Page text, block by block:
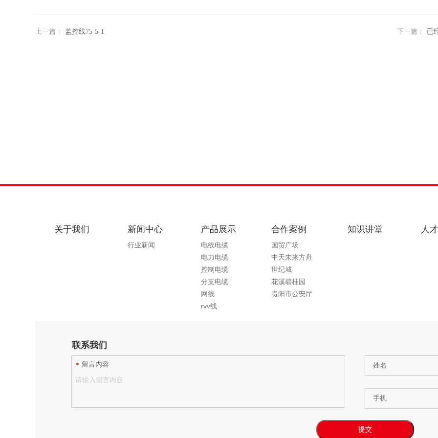
上一篇： 监控线75-5-1 下一篇： 已
关于我们 新闻中心
行业新闻
产品展示
电线电缆
电力电缆
控制电缆
分支电缆
网线
rvv线
合作案例
国贸广场
中天未来方舟
世纪城
花溪碧桂园
贵阳市公安厅
知识讲堂 人
联系我们
* 留言内容 姓名
手机
提交